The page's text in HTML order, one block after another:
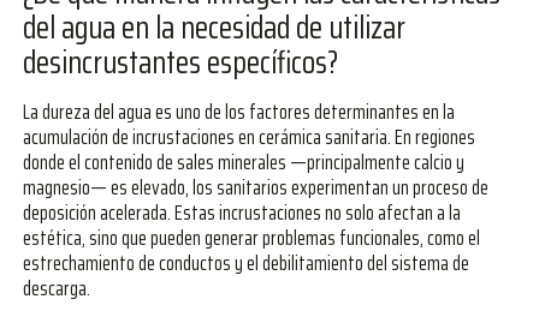
del agua en la necesidad de utilizar
desincrustantes específicos?
La dureza del agua es uno de los factores determinantes en la
acumulación de incrustaciones en cerámica sanitaria. En regiones
donde el contenido de sales minerales —principalmente calcio y
magnesio— es elevado, los sanitarios experimentan un proceso de
deposición acelerada. Estas incrustaciones no solo afectan a la
estética, sino que pueden generar problemas funcionales, como el
estrechamiento de conductos y el debilitamiento del sistema de
descarga.